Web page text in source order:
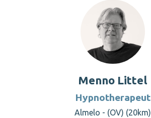
Menno Littel
Hypnotherapeut
Almelo - (OV) (20km)